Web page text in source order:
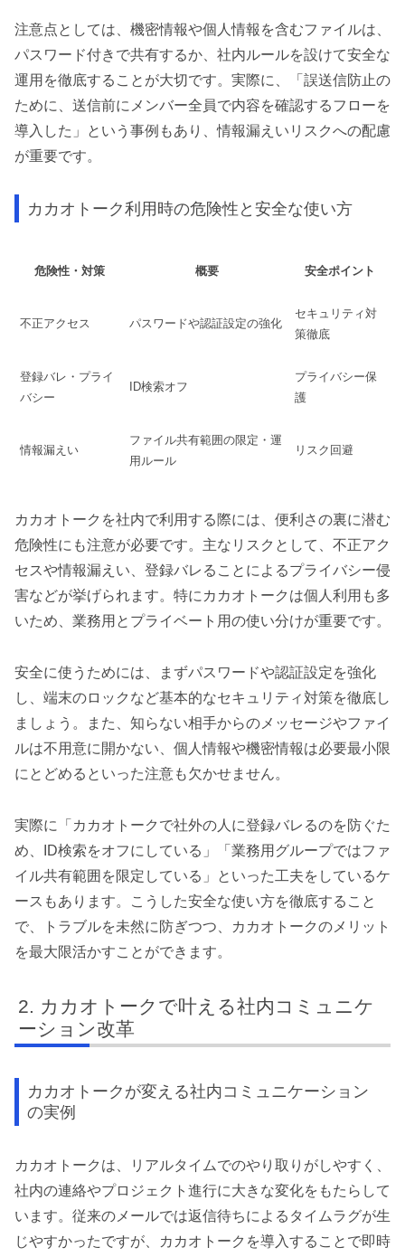
注意点としては、機密情報や個人情報を含むファイルは、
パスワード付きで共有するか、社内ルールを設けて安全な
運用を徹底することが大切です。実際に、「誤送信防止の
ために、送信前にメンバー全員で内容を確認するフローを
導入した」という事例もあり、情報漏えいリスクへの配慮
が重要です。
カカオトーク利用時の危険性と安全な使い方
危険性・対策 概要 安全ポイント
不正アクセス パスワードや認証設定の強化
セキュリティ対
策徹底
登録バレ・プライ
バシー
ID検索オフ
プライバシー保
護
情報漏えい
ファイル共有範囲の限定・運
用ルール
リスク回避
カカオトークを社内で利用する際には、便利さの裏に潜む
危険性にも注意が必要です。主なリスクとして、不正アク
セスや情報漏えい、登録バレることによるプライバシー侵
害などが挙げられます。特にカカオトークは個人利用も多
いため、業務用とプライベート用の使い分けが重要です。
安全に使うためには、まずパスワードや認証設定を強化
し、端末のロックなど基本的なセキュリティ対策を徹底し
ましょう。また、知らない相手からのメッセージやファイ
ルは不用意に開かない、個人情報や機密情報は必要最小限
にとどめるといった注意も欠かせません。
実際に「カカオトークで社外の人に登録バレるのを防ぐた
め、ID検索をオフにしている」「業務用グループではファ
イル共有範囲を限定している」といった工夫をしているケ
ースもあります。こうした安全な使い方を徹底すること
で、トラブルを未然に防ぎつつ、カカオトークのメリット
を最大限活かすことができます。
カカオトークで叶える社内コミュニケ
ーション改革
カカオトークが変える社内コミュニケーション
の実例
カカオトークは、リアルタイムでのやり取りがしやすく、
社内の連絡やプロジェクト進行に大きな変化をもたらして
います。従来のメールでは返信待ちによるタイムラグが生
じやすかったですが、カカオトークを導入することで即時